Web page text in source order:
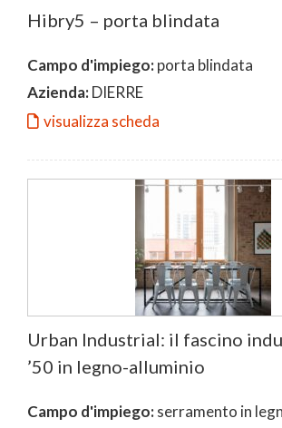
Hibry5 – porta blindata
Campo d'impiego:porta blindata
Azienda:DIERRE
visualizza scheda
Urban Industrial: il fascino
’50 in legno-alluminio
Campo d'impiego:serramento in